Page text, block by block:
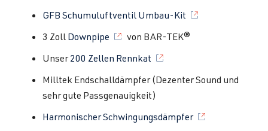
GFB Schumuluftventil Umbau-Kit
3 Zoll Downpipe
von BAR-TEK®
Unser200 Zellen Rennkat
Milltek Endschalldämpfer (Dezenter Sound und
sehr gute Passgenauigkeit)
Harmonischer Schwingungsdämpfer